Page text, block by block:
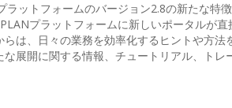
ラットフォームのバージョン2.8の新たな特
プラットフォームに新しいポータルが
らは、日々の業務を効率化するヒントや方
な展開に関する情報、チュートリアル、トレ